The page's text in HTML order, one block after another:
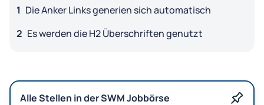
Die Anker Links generien sich automatisch
Es werden die H2 Überschriften genutzt
Alle Stellen in der SWM Jobbörse